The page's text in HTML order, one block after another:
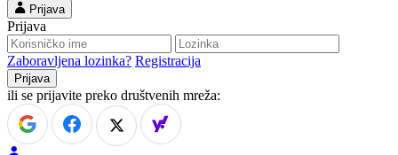
Prijava
Prijava
Zaboravljena lozinka? Registracija
ili se prijavite preko društvenih mreža: